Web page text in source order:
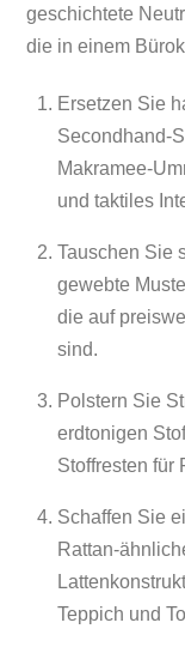
geschichtete
die in einem
Ersetzen Sie
Secondhand-
Makramee-
und taktiles
Tauschen Sie
gewebte
die auf
sind.
Polstern Sie
erdtonigen
Stoffresten für
Schaffen Sie
Rattan-
Teppich und